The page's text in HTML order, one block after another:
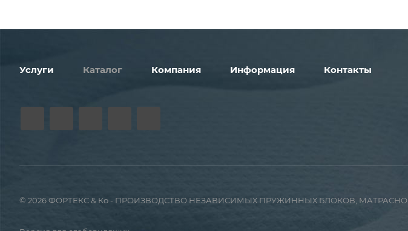
Услуги Каталог Компания Информация Контакты
© 2026 ФОРТЕКС & Ко - ПРОИЗВОДСТВО НЕЗАВИСИМЫХ ПРУЖИННЫХ БЛОКОВ,